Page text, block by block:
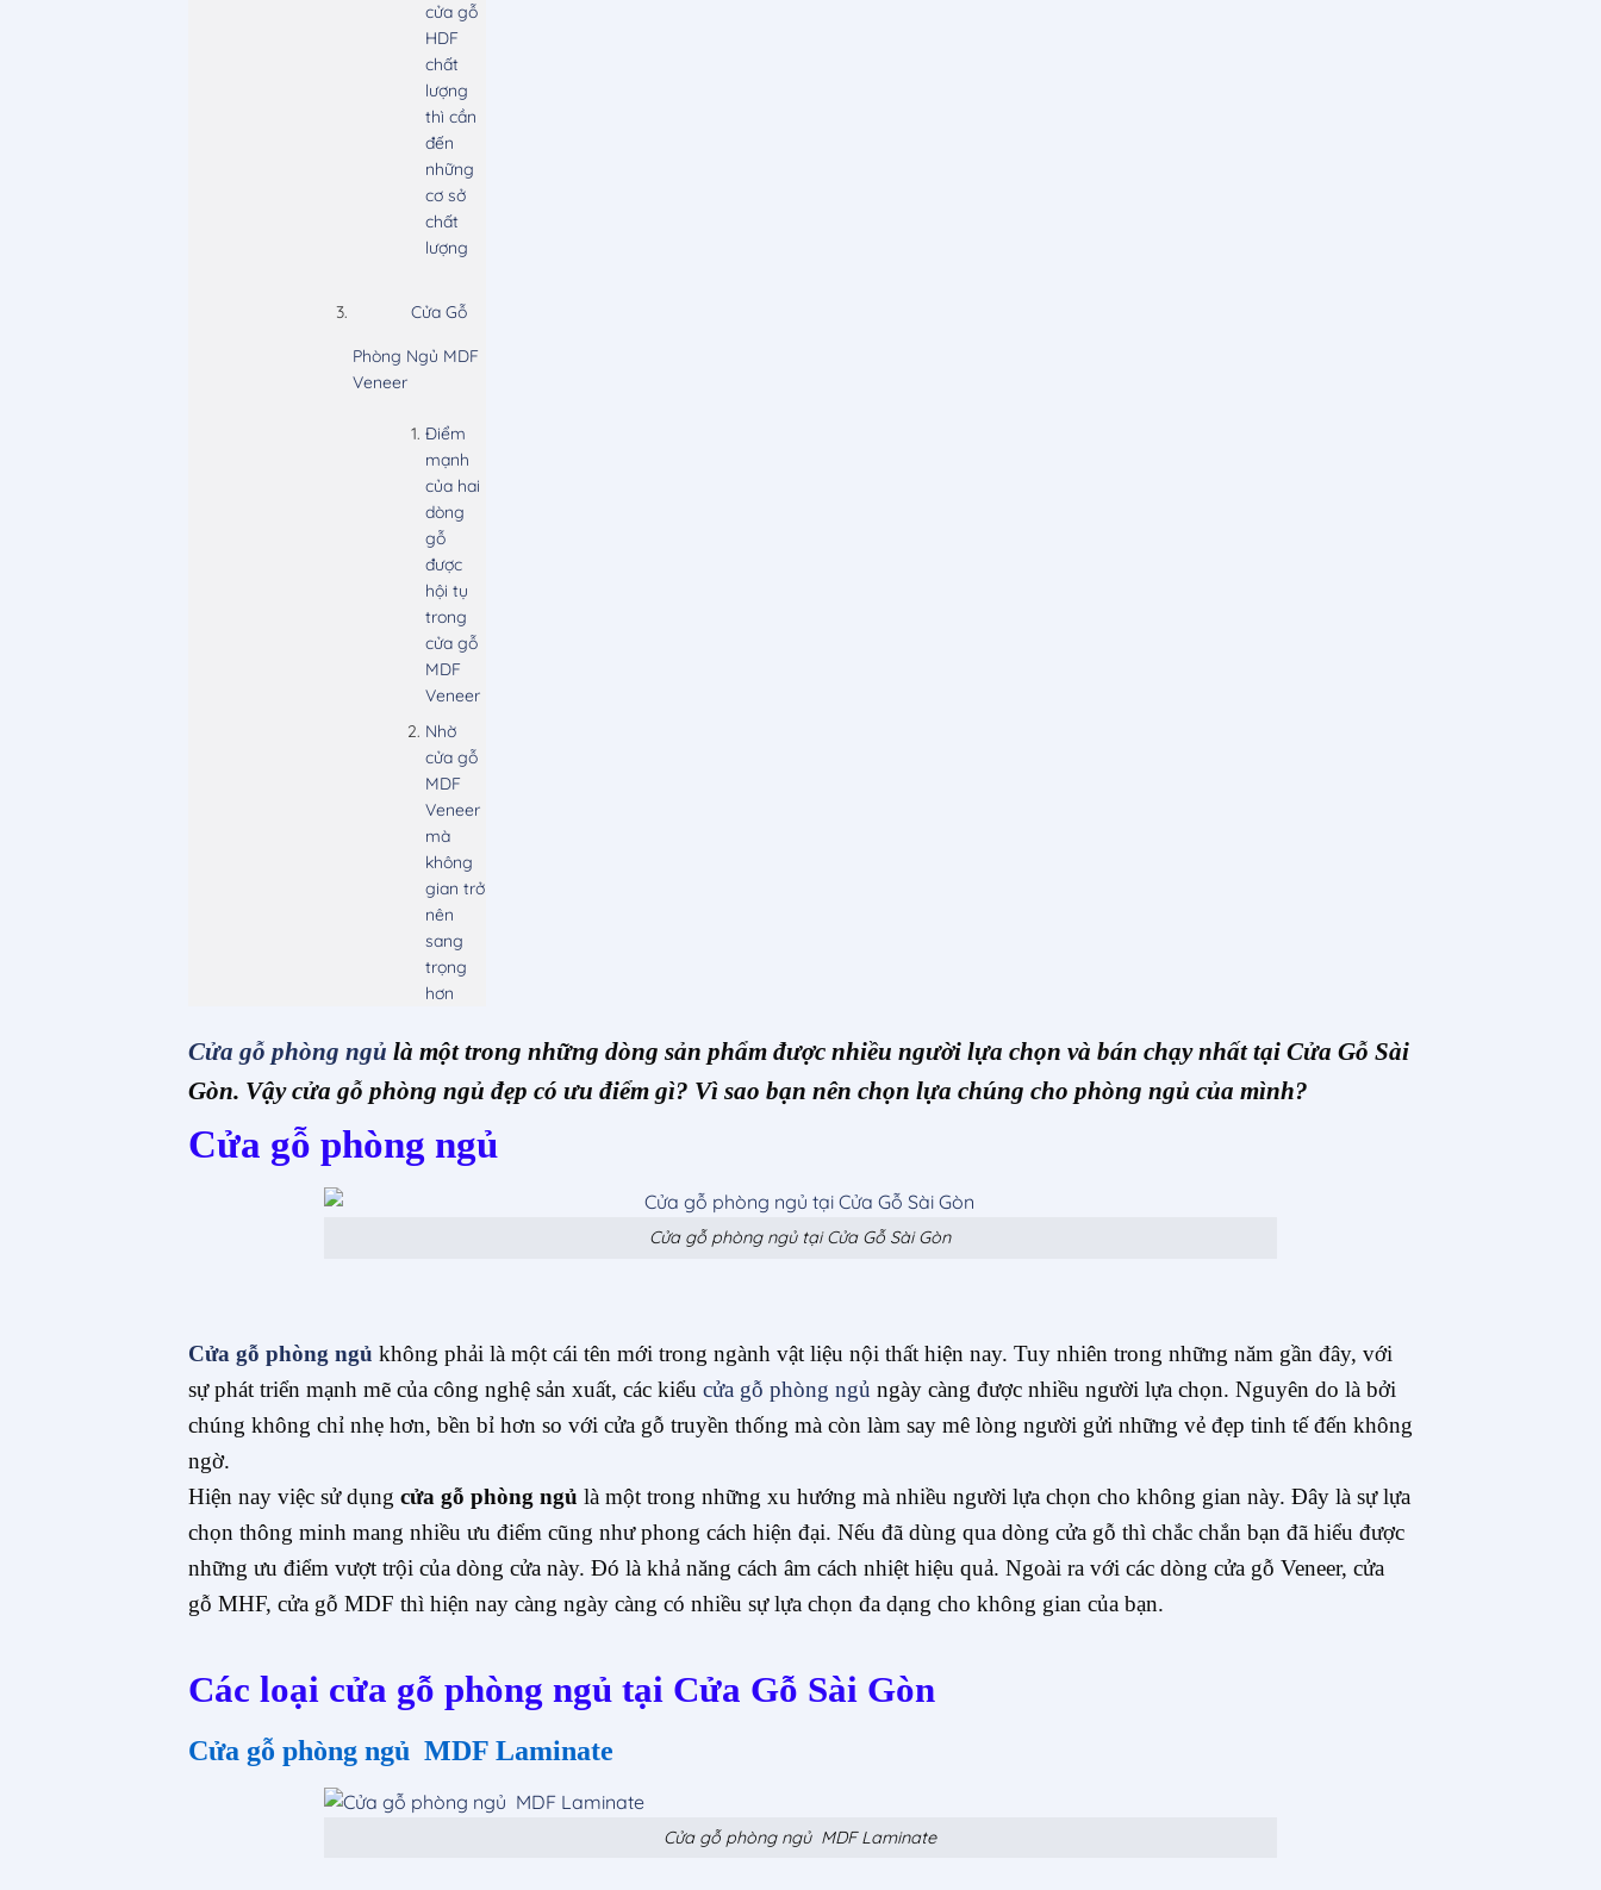
cửa gỗ
HDF
chất
lượng
thì cần
đến
những
cơ sở
chất
lượng
Cửa Gỗ
Phòng Ngủ MDF
Veneer
Điểm
mạnh
của hai
dòng
gỗ
được
hội tụ
trong
cửa gỗ
MDF
Veneer
Nhờ
cửa gỗ
MDF
Veneer
mà
không
gian trở
nên
sang
trọng
hơn
Cửa gỗ phòng ngủ là một trong những dòng sản phẩm được nhiều người lựa chọn và bán chạy nhất tại Cửa Gỗ Sài
Gòn. Vậy cửa gỗ phòng ngủ đẹp có ưu điểm gì? Vì sao bạn nên chọn lựa chúng cho phòng ngủ của mình?
Cửa gỗ phòng ngủ
Cửa gỗ phòng ngủ tại Cửa Gỗ Sài Gòn
Cửa gỗ phòng ngủ không phải là một cái tên mới trong ngành vật liệu nội thất hiện nay. Tuy nhiên trong những năm gần đây, với
sự phát triển mạnh mẽ của công nghệ sản xuất, các kiểu cửa gỗ phòng ngủ ngày càng được nhiều người lựa chọn. Nguyên do là bởi
chúng không chỉ nhẹ hơn, bền bỉ hơn so với cửa gỗ truyền thống mà còn làm say mê lòng người gửi những vẻ đẹp tinh tế đến không
ngờ.
Hiện nay việc sử dụng cửa gỗ phòng ngủ là một trong những xu hướng mà nhiều người lựa chọn cho không gian này. Đây là sự lựa
chọn thông minh mang nhiều ưu điểm cũng như phong cách hiện đại. Nếu đã dùng qua dòng cửa gỗ thì chắc chắn bạn đã hiểu được
những ưu điểm vượt trội của dòng cửa này. Đó là khả năng cách âm cách nhiệt hiệu quả. Ngoài ra với các dòng cửa gỗ Veneer, cửa
gỗ MHF, cửa gỗ MDF thì hiện nay càng ngày càng có nhiều sự lựa chọn đa dạng cho không gian của bạn.
Các loại cửa gỗ phòng ngủ tại Cửa Gỗ Sài Gòn
Cửa gỗ phòng ngủ MDF Laminate
Cửa gỗ phòng ngủ MDF Laminate